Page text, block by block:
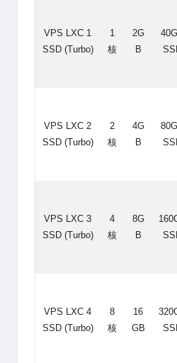
VPS LXC 1
SSD (Turbo)
1
核
2G
B
VPS LXC 2
SSD (Turbo)
2
核
4G
B
VPS LXC 3
SSD (Turbo)
4
核
8G
B
VPS LXC 4
SSD (Turbo)
8
核
16
GB